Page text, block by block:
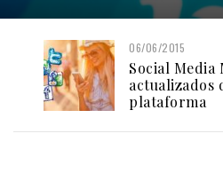
06/06/2015
Social
actualizados
plataforma